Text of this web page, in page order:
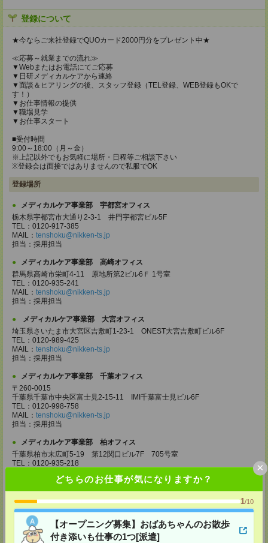
どちらのお仕事が気になりますか？
1/10
【オープニング募集】おばあちゃんのお散歩
付き添いも仕事の1つ[派遣]
×
登録について
★今ならご来社登録でQUOカード2000円分をプレゼント中★
≪応募～就業までの流れ≫
▼Webまたはお電話にてご応募
▼日研メディカルケアから連絡
▼面談＆ヒアリングの後、スタッフ登録（TEL登録、WEB登録もOKで
す！）
▼お仕事情報の提供
▼職場見学
▼お仕事スタート
■受付時間
9:00～18:00（月～金）
※上記以外でもお気軽に場所・日程等ご相談下さい
※登録会は面接ではありませんので私服でOK
登録場所
メディカルケア事業部 宇都宮オフィス
栃木県宇都宮市大通り2-3-1 井門宇都宮ビル5F
TEL：0120-917-385
MAIL： tenshoku@nikken-ts.jp
担当：採用担当
メディカルケア事業部 高崎オフィス
群馬県高崎市栄町4-11 原地所第2ビル6Ｆ 1号室
TEL：0120-935-241
MAIL： tenshoku@nikken-ts.jp
担当：採用担当
メディカルケア事業部 大宮オフィス
埼玉県さいたま市大宮区吉敷町1-23-1 ONEST大宮吉敷町ビル6F
TEL：0120-989-425
MAIL： tenshoku@nikken-ts.jp
担当：採用担当
メディカルケア事業部 千葉オフィス
〒260-0015
千葉県千葉市中央区富士見2-15-11 IMI千葉富士見ビル6F
TEL：0120-998-758
MAIL： tenshoku@nikken-ts.jp
担当：採用担当
メディカルケア事業部 柏オフィス
千葉県柏市末広町5-19 第12関口ビル7F 705号室
TEL：0120-935-218
担当：採用担当
メディカルケア事業部 新宿オフィス
東京都新宿区新宿2-3-10 新宿御苑ビル6階
TEL：0120-457-235
MAIL：tenshoku@nikken-ts.jp
担当：採用担当